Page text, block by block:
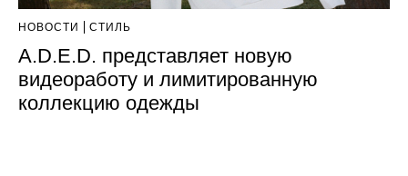
НОВОСТИ СТИЛЬ
A.D.E.D. представляет новую
видеоработу и лимитированную
коллекцию одежды